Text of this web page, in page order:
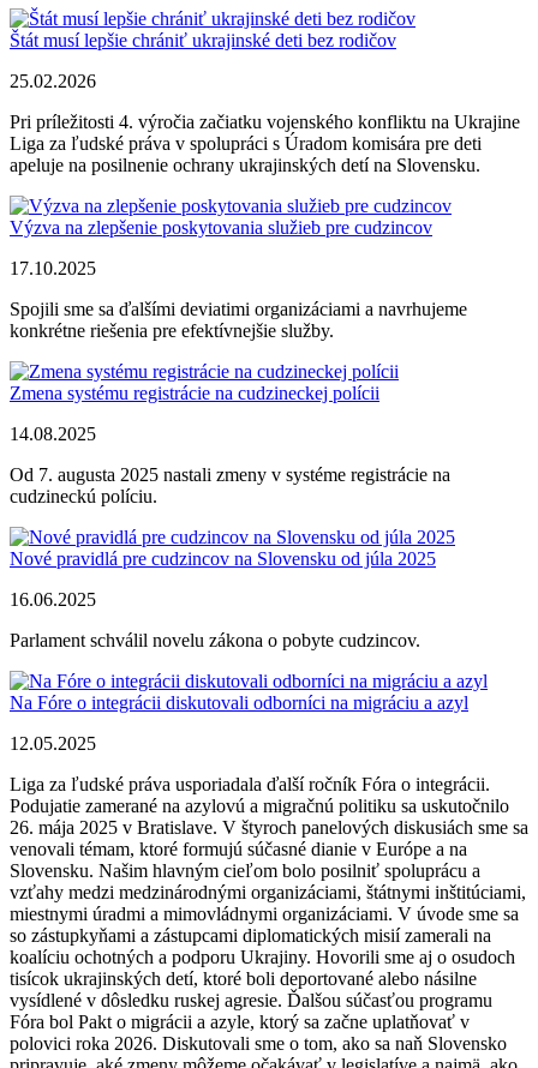
Štát musí lepšie chrániť ukrajinské deti bez rodičov
25.02.2026
Pri príležitosti 4. výročia začiatku vojenského konfliktu na Ukrajine
Liga za ľudské práva v spolupráci s Úradom komisára pre deti
apeluje na posilnenie ochrany ukrajinských detí na Slovensku.
Výzva na zlepšenie poskytovania služieb pre cudzincov
17.10.2025
Spojili sme sa ďalšími deviatimi organizáciami a navrhujeme
konkrétne riešenia pre efektívnejšie služby.
Zmena systému registrácie na cudzineckej polícii
14.08.2025
Od 7. augusta 2025 nastali zmeny v systéme registrácie na
cudzineckú políciu.
Nové pravidlá pre cudzincov na Slovensku od júla 2025
16.06.2025
Parlament schválil novelu zákona o pobyte cudzincov.
Na Fóre o integrácii diskutovali odborníci na migráciu a azyl
12.05.2025
Liga za ľudské práva usporiadala ďalší ročník Fóra o integrácii.
Podujatie zamerané na azylovú a migračnú politiku sa uskutočnilo
26. mája 2025 v Bratislave. V štyroch panelových diskusiách sme sa
venovali témam, ktoré formujú súčasné dianie v Európe a na
Slovensku. Našim hlavným cieľom bolo posilniť spoluprácu a
vzťahy medzi medzinárodnými organizáciami, štátnymi inštitúciami,
miestnymi úradmi a mimovládnymi organizáciami. V úvode sme sa
so zástupkyňami a zástupcami diplomatických misií zamerali na
koalíciu ochotných a podporu Ukrajiny. Hovorili sme aj o osudoch
tisícok ukrajinských detí, ktoré boli deportované alebo násilne
vysídlené v dôsledku ruskej agresie. Ďalšou súčasťou programu
Fóra bol Pakt o migrácii a azyle, ktorý sa začne uplatňovať v
polovici roka 2026. Diskutovali sme o tom, ako sa naň Slovensko